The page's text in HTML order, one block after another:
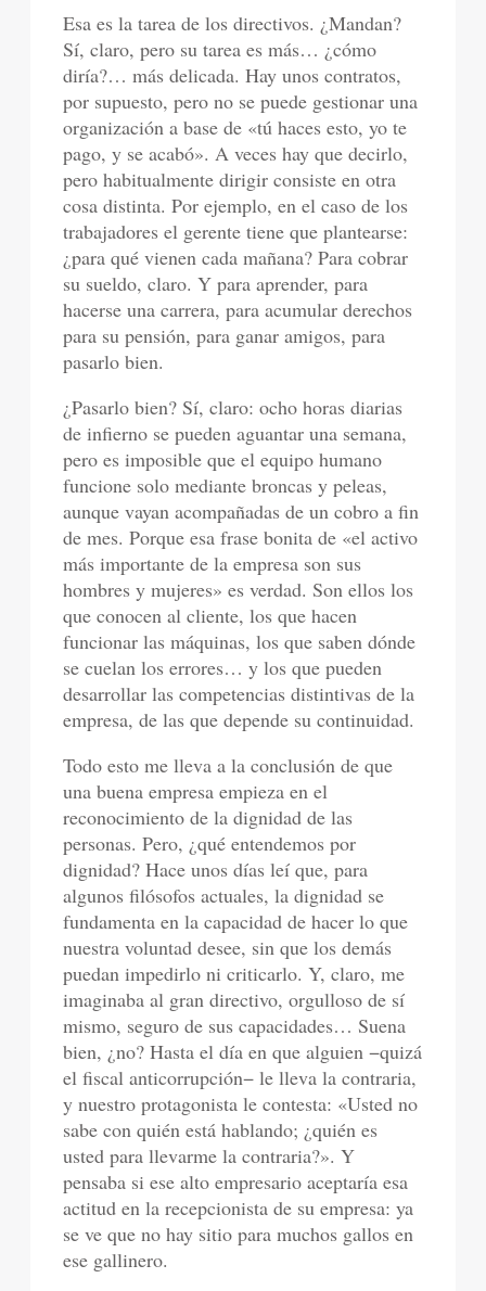
Esa es la tarea de los directivos. ¿Mandan?
Sí, claro, pero su tarea es más… ¿cómo
diría?… más delicada. Hay unos contratos,
por supuesto, pero no se puede gestionar una
organización a base de «tú haces esto, yo te
pago, y se acabó». A veces hay que decirlo,
pero habitualmente dirigir consiste en otra
cosa distinta. Por ejemplo, en el caso de los
trabajadores el gerente tiene que plantearse:
¿para qué vienen cada mañana? Para cobrar
su sueldo, claro. Y para aprender, para
hacerse una carrera, para acumular derechos
para su pensión, para ganar amigos, para
pasarlo bien.
¿Pasarlo bien? Sí, claro: ocho horas diarias
de infierno se pueden aguantar una semana,
pero es imposible que el equipo humano
funcione solo mediante broncas y peleas,
aunque vayan acompañadas de un cobro a fin
de mes. Porque esa frase bonita de «el activo
más importante de la empresa son sus
hombres y mujeres» es verdad. Son ellos los
que conocen al cliente, los que hacen
funcionar las máquinas, los que saben dónde
se cuelan los errores… y los que pueden
desarrollar las competencias distintivas de la
empresa, de las que depende su continuidad.
Todo esto me lleva a la conclusión de que
una buena empresa empieza en el
reconocimiento de la dignidad de las
personas. Pero, ¿qué entendemos por
dignidad? Hace unos días leí que, para
algunos filósofos actuales, la dignidad se
fundamenta en la capacidad de hacer lo que
nuestra voluntad desee, sin que los demás
puedan impedirlo ni criticarlo. Y, claro, me
imaginaba al gran directivo, orgulloso de sí
mismo, seguro de sus capacidades… Suena
bien, ¿no? Hasta el día en que alguien −quizá
el fiscal anticorrupción− le lleva la contraria,
y nuestro protagonista le contesta: «Usted no
sabe con quién está hablando; ¿quién es
usted para llevarme la contraria?». Y
pensaba si ese alto empresario aceptaría esa
actitud en la recepcionista de su empresa: ya
se ve que no hay sitio para muchos gallos en
ese gallinero.